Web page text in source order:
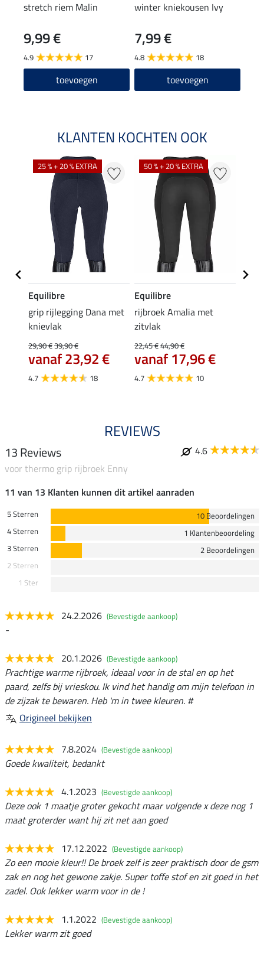
stretch riem Malin
9,99 €
4.9 17
toevoegen
winter kniekousen Ivy
7,99 €
4.8 18
toevoegen
KLANTEN KOCHTEN OOK
25 % + 20 % EXTRA
Equilibre
grip rijlegging Dana met
knievlak
29,90 €39,90 €
vanaf 23,92 €
4.7 18
50 % + 20 % EXTRA
Equilibre
rijbroek Amalia met
zitvlak
22,45 €44,90 €
vanaf 17,96 €
4.7 10
REVIEWS
13 Reviews
4.6
voor thermo grip rijbroek Enny
11 van 13 Klanten kunnen dit artikel aanraden
5 Sterren
10 Beoordelingen
4 Sterren
1 Klantenbeoordeling
3 Sterren
2 Beoordelingen
2 Sterren
1 Ster
24.2.2026 (Bevestigde aankoop)
-
20.1.2026 (Bevestigde aankoop)
Prachtige warme rijbroek, ideaal voor in de stal en op het
paard, zelfs bij vrieskou. Ik vind het handig om mijn telefoon in
de zijzak te bewaren. Heb 'm in twee kleuren. #
Origineel bekijken
7.8.2024 (Bevestigde aankoop)
Goede kwaliteit, bedankt
4.1.2023 (Bevestigde aankoop)
Deze ook 1 maatje groter gekocht maar volgende x deze nog 1
maat groterder want hij zit net aan goed
17.12.2022 (Bevestigde aankoop)
Zo een mooie kleur!! De broek zelf is zeer praktisch door de gsm
zak en nog het gewone zakje. Super toffe stof en zit goed in het
zadel. Ook lekker warm voor in de !
1.1.2022 (Bevestigde aankoop)
Lekker warm zit goed